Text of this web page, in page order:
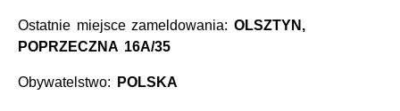
Ostatnie miejsce zameldowania: OLSZTYN,
POPRZECZNA 16A/35
Obywatelstwo: POLSKA